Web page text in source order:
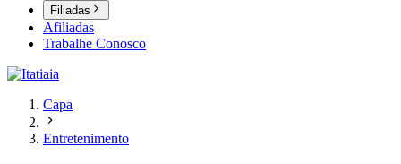
Filiadas
Afiliadas
Trabalhe Conosco
Capa
Entretenimento